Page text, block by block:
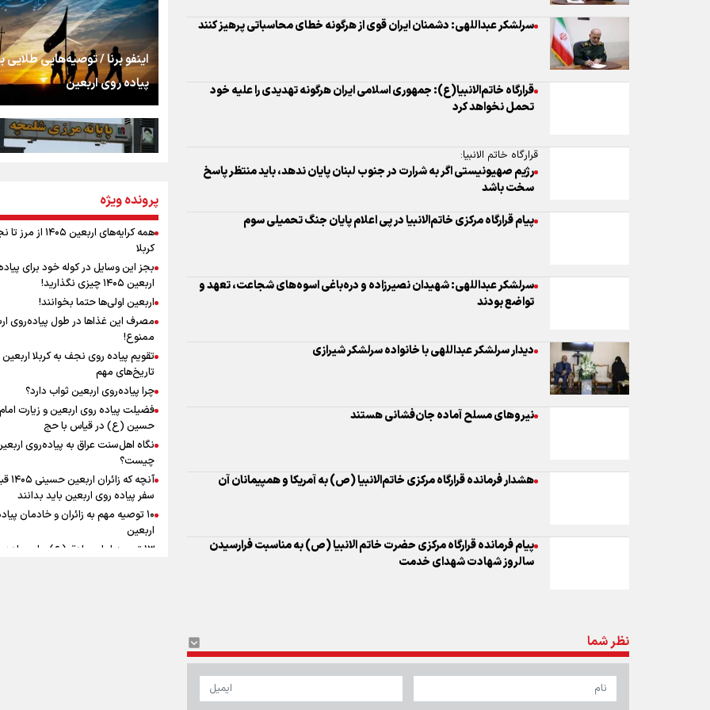
سرلشکر عبداللهی: دشمنان ایران قوی از هرگونه خطای محاسباتی پرهیز کنند
قرارگاه خاتم‌الانبیا(ع): جمهوری اسلامی ایران هرگونه تهدیدی را علیه خود
تحمل نخواهد کرد
قرارگاه خاتم الانبیا:
رژیم صهیونیستی اگر به شرارت در جنوب لبنان پایان ندهد، باید منتظر پاسخ
سخت باشد
پیام قرارگاه مرکزی خاتم‌الانبیا در پی اعلام پایان جنگ تحمیلی سوم
سرلشکر عبداللهی: شهیدان نصیرزاده و دره‌باغی اسوه‌های شجاعت، تعهد و
تواضع بودند
دیدار سرلشکر عبداللهی با خانواده سرلشکر شیرازی
نیروهای مسلح آماده جان‌فشانی هستند
هشدار فرمانده قرارگاه مرکزی خاتم‌الانبیا (ص) به آمریکا و همپیمانان آن
پیام فرمانده قرارگاه مرکزی حضرت خاتم الانبیا (ص) به مناسبت فرارسیدن
سالروز شهادت شهدای خدمت
نظر شما
اشک
جمله‌ای که بغض
را شکست؛ «آهای مردم،
تهران رفتند»
سه حسرتی که به
نگاه تمدنی رهبر
فضای مجازی
رابطه کارگر و کارفرما
به زوجیت
اینفو برنا / توصیه‌هایی طلایی
پیاده روی اربعین
اینفو برنا / جدول کامل فاصله
شلمچه تا شهرهای زیارتی عراق
اینفو برنا/ میزان مالیات بر ارزش
افزوده چقدر است؟
اینفوبرنا/ سقف معافیت مالیاتی
حقوق کارکنان دولت و
در بودجه ۱۴۰۵ چقدر است؟
پرونده ویژه
همه کرایه‌های اربعین ۱۴۰۵
کربلا
بجز این وسایل در کوله خود برای
اربعین ۱۴۰۵ چیزی نگذارید!
اربعین اولی‌ها حتما بخوانند!
مصرف این غذاها در طول پیاده‌روی
ممنوع!
تاریخ‌های مهم
چرا پیاده‌روی اربعین ثواب دارد؟
فضیلت پیاده روی اربعین و زیارت امام
حسین (ع) در قیاس با حج
نگاه اهل‌سنت عراق به پیاده‌روی
چیست؟
آنچه که
سفر پیاده روی اربعین باید بدانند
۱۰ توصیه مهم به زائران و خادمان
اربعین
۱۳ توصیه امام صادق (ع) برای